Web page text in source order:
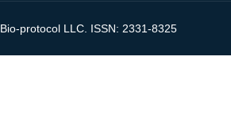
Bio-protocol LLC. ISSN: 2331-8325